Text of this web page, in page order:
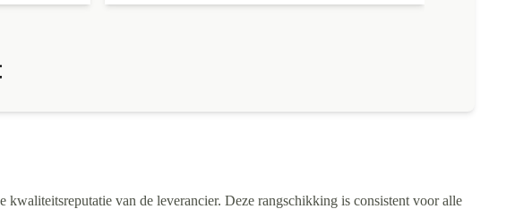
van de leverancier. Deze rangschikking is consistent voor alle